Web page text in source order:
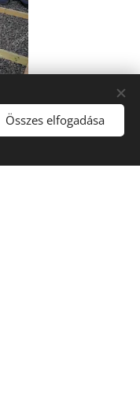
Összes elfogadása